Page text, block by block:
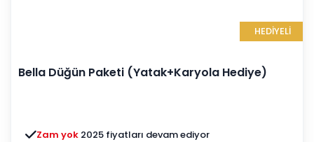
HEDİYELİ
Bella Düğün Paketi (Yatak+Karyola Hediye)
Zam yok 2025 fiyatları devam ediyor